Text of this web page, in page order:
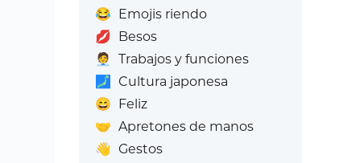
😂 Emojis riendo
💋 Besos
🧑‍💼
Trabajos y funciones
🗾 Cultura japonesa
😄 Feliz
🤝 Apretones de manos
👋 Gestos